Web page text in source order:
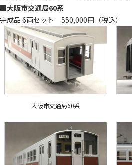
■大阪市交通局60系
完成品 6両セット 550,000円（税込）
大阪市交通局60系